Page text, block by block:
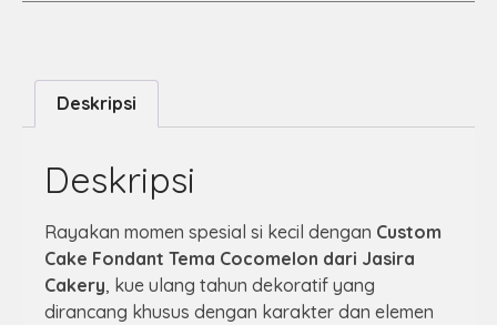
Deskripsi
Deskripsi
Rayakan momen spesial si kecil dengan Custom
Cake Fondant Tema Cocomelon dari Jasira
Cakery, kue ulang tahun dekoratif yang
dirancang khusus dengan karakter dan elemen